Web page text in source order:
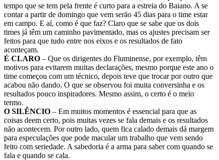
tempo que se tem pela frente é curto para a estreia do Baiano. A se
contar a partir de domingo que vem serão 45 dias para o time estar
em campo. E aí, como é que faz? Claro que se sabe que os dois
times já têm um caminho pavimentado, mas os ajustes precisam ser
feitos para que tudo entre nos eixos e os resultados de fato
aconteçam.
É CLARO – Que os dirigentes do Fluminense, por exemplo, têm
motivos para evitarem muitas declarações, mesmo porque este ano o
time começou com um técnico, depois teve que trocar por outro que
acabou não dando. O que se observou foi muita conversinha e os
resultados pouco inspiradores. Mesmo assim, o certo é o meio
termo.
O SILÊNCIO – Em muitos momentos é essencial para que as
coisas deem certo, pois muitas vezes se fala demais e os resultados
não acontecem. Por outro lado, quem fica calado demais dá margem
para especulações que pode macular um trabalho que vem sendo
feito com seriedade. A sabedoria é a arma para saber com quando se
fala e quando se cala.